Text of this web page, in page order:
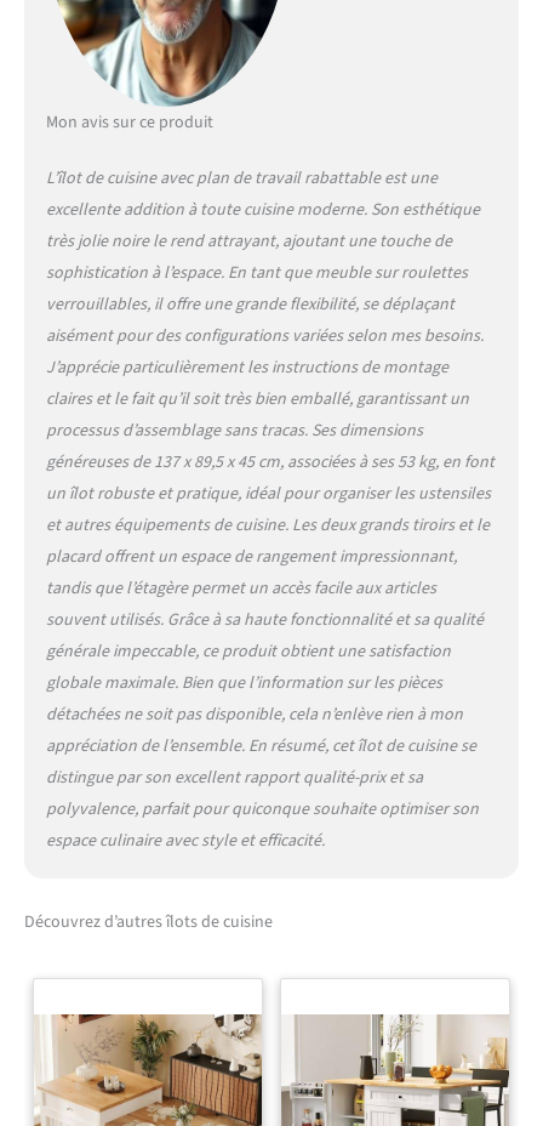
Mon avis sur ce produit
L’îlot de cuisine avec plan de travail rabattable est une
excellente addition à toute cuisine moderne. Son esthétique
très jolie noire le rend attrayant, ajoutant une touche de
sophistication à l’espace. En tant que meuble sur roulettes
verrouillables, il offre une grande flexibilité, se déplaçant
aisément pour des configurations variées selon mes besoins.
J’apprécie particulièrement les instructions de montage
claires et le fait qu’il soit très bien emballé, garantissant un
processus d’assemblage sans tracas. Ses dimensions
généreuses de 137 x 89,5 x 45 cm, associées à ses 53 kg, en font
un îlot robuste et pratique, idéal pour organiser les ustensiles
et autres équipements de cuisine. Les deux grands tiroirs et le
placard offrent un espace de rangement impressionnant,
tandis que l’étagère permet un accès facile aux articles
souvent utilisés. Grâce à sa haute fonctionnalité et sa qualité
générale impeccable, ce produit obtient une satisfaction
globale maximale. Bien que l’information sur les pièces
détachées ne soit pas disponible, cela n’enlève rien à mon
appréciation de l’ensemble. En résumé, cet îlot de cuisine se
distingue par son excellent rapport qualité-prix et sa
polyvalence, parfait pour quiconque souhaite optimiser son
espace culinaire avec style et efficacité.
Découvrez d’autres îlots de cuisine